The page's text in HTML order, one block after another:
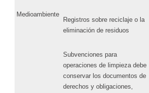
Medioambiente
Registros sobre reciclaje o la
eliminación de residuos
Subvenciones para
operaciones de limpieza debe
conservar los documentos de
derechos y obligaciones,